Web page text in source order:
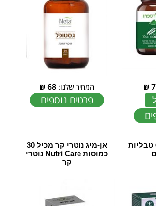
₪
המחיר שלנו: 68
₪
פרטים נוספים
פטריות עוצמה 60 טבליות
אן-מיג נוטרי קר מכיל 30
כמוסות Nutri Care נוטרי
קר